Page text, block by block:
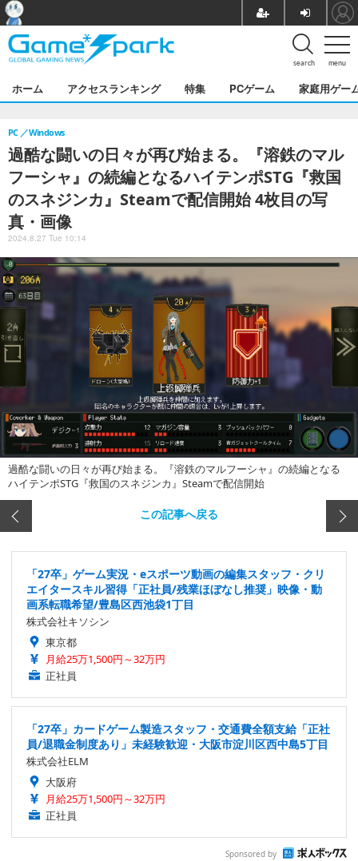
menu
search
ホーム アクセスランキング 特集 PCゲーム 家庭用ゲー
過酷な闘いの日々が再び始まる。『溶鉄のマル
フーシャ』の続編となるハイテンポSTG『救国
のスネジンカ』Steamで配信開始 4枚目の写
真・画像
PC Windows
2024.8.27 Tue 10:14
過酷な闘いの日々が再び始まる。『溶鉄のマルフーシャ』の続編となる
ハイテンポSTG『救国のスネジンカ』Steamで配信開始
この記事へ戻る
「27卒」ゲーム実況・eスポーツ動画の編集スタッフ・クリ
エイタースキル習得「正社員/残業ほぼなし推奨」映像・動
画系転職希望/豊島区西池袋1丁目
株式会社キソシン
東京都
月給25万1,500円～32万円
正社員
「27卒」カードゲーム製造スタッフ・交通費全額支給「正社
員/退職金制度あり」未経験歓迎・大阪市淀川区西中島5丁目
株式会社ELM
大阪府
月給25万1,500円～32万円
正社員
Sponsored by